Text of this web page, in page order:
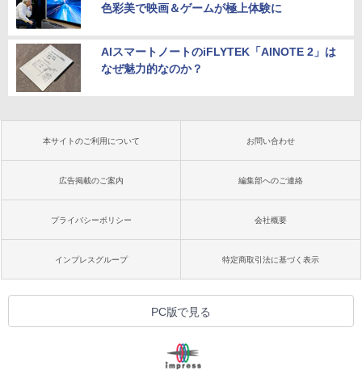
色彩美で映画＆ゲームが極上体験に
AIスマートノートのiFLYTEK「AINOTE 2」は
なぜ魅力的なのか？
本サイトのご利用について お問い合わせ
広告掲載のご案内 編集部へのご連絡
プライバシーポリシー 会社概要
インプレスグループ 特定商取引法に基づく表示
PC版で見る